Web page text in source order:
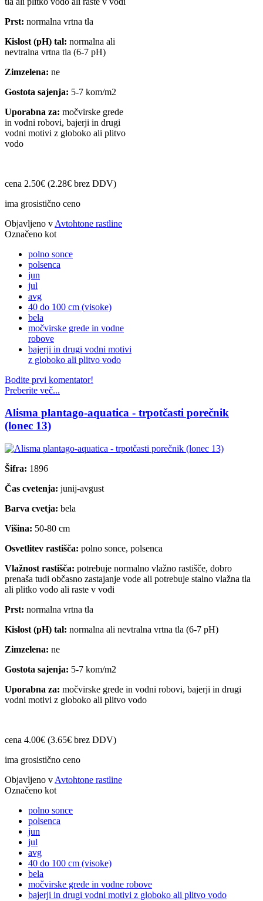
Prst: normalna vrtna tla
Kislost (pH) tal: normalna ali
nevtralna vrtna tla (6-7 pH)
Zimzelena: ne
Gostota sajenja: 5-7 kom/m2
Uporabna za: močvirske grede
in vodni robovi, bajerji in drugi
vodni motivi z globoko ali plitvo
vodo
cena 2.50€ (2.28€ brez DDV)
ima grosistično ceno
Objavljeno v Avtohtone rastline
Označeno kot
polno sonce
polsenca
jun
jul
avg
40 do 100 cm (visoke)
bela
močvirske grede in vodne
robove
bajerji in drugi vodni motivi
z globoko ali plitvo vodo
Bodite prvi komentator!
Preberite več...
Alisma plantago-aquatica - trpotčasti porečnik
(lonec 13)
Šifra: 1896
Čas cvetenja: junij-avgust
Barva cvetja: bela
Višina: 50-80 cm
Osvetlitev rastišča: polno sonce, polsenca
Vlažnost rastišča: potrebuje normalno vlažno rastišče, dobro
prenaša tudi občasno zastajanje vode ali potrebuje stalno vlažna tla
ali plitko vodo ali raste v vodi
Prst: normalna vrtna tla
Kislost (pH) tal: normalna ali nevtralna vrtna tla (6-7 pH)
Zimzelena: ne
Gostota sajenja: 5-7 kom/m2
Uporabna za: močvirske grede in vodni robovi, bajerji in drugi
vodni motivi z globoko ali plitvo vodo
cena 4.00€ (3.65€ brez DDV)
ima grosistično ceno
Objavljeno v Avtohtone rastline
Označeno kot
polno sonce
polsenca
jun
jul
avg
40 do 100 cm (visoke)
bela
močvirske grede in vodne robove
bajerji in drugi vodni motivi z globoko ali plitvo vodo